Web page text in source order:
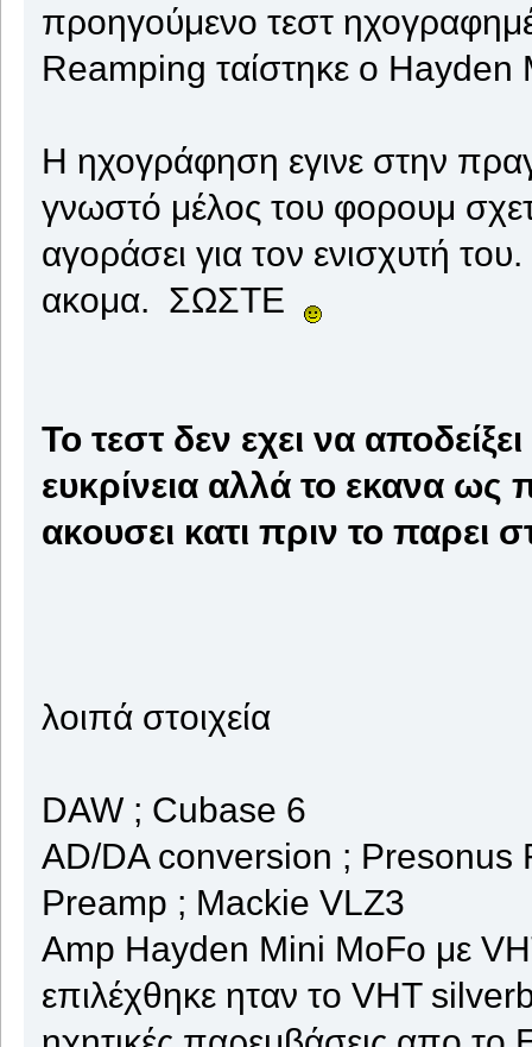
προηγούμενο τεστ
Reamping ταίστηκε ο Hayden
Η ηχογράφηση εγινε στην
γνωστό μέλος του φορουμ
αγοράσει για τον ενισχυτή
ακομα. ΣΩΣΤΕ
Το τεστ δεν εχει να
ευκρίνεια αλλά το εκανα ως
ακουσει κατι πριν το
λοιπά στοιχεία
DAW ; Cubase 6
AD/DA conversion ; Presonus
Preamp ; Mackie VLZ3
Amp Hayden Mini MoFo με
επιλέχθηκε ηταν το VHT